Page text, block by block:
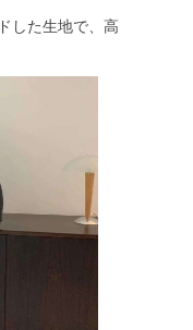
した生地で、高